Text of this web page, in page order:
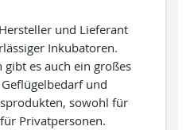
und Lieferant
Inkubatoren.
es auch ein großes
und
sowohl für
Privatpersonen.